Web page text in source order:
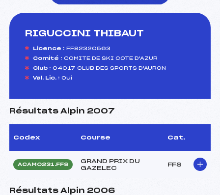
RIGUCCINI THIBAUT
Licence : FFS2320563
Comité : COMITE DE SKI COTE D'AZUR
Club : 04017 CLUB DES SPORTS D'AURON
Val. Lic. : Oui
Résultats Alpin 2007
Codex Course Cat.
ACAM0231.FFS
GRAND PRIX DU
GAZELEC
FFS
Résultats Alpin 2006